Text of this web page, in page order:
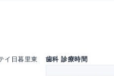
イ日暮里東
歯科 診療時間